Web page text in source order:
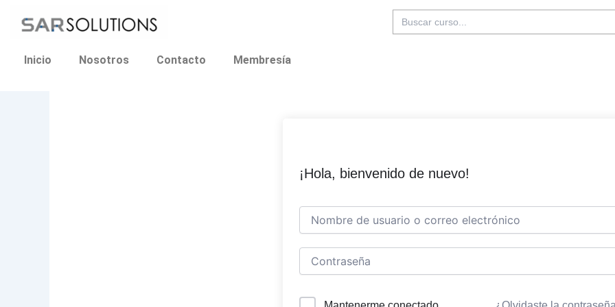
Buscar:
Inicio Nosotros Contacto Membresía
¡Hola, bienvenido de nuevo!